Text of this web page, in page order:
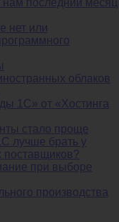
нам последний месяц
нет или
облаков
1С» от «Хостинга
стало проще
лучше брать у
поставщиков?
при выборе
производства